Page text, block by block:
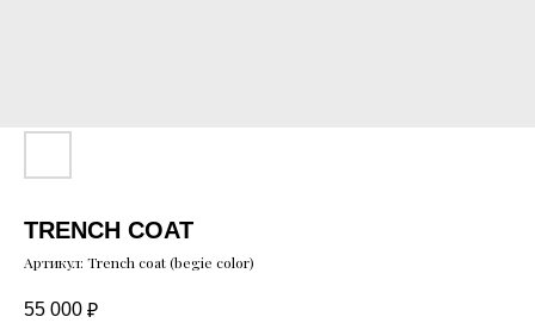
TRENCH COAT
Артикул: Trench coat (begie color)
55 000 ₽